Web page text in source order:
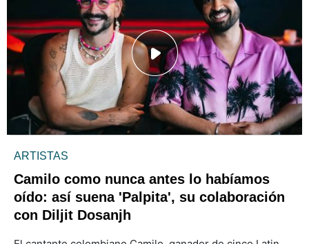
ARTISTAS
Camilo como nunca antes lo habíamos
oído: así suena 'Palpita', su colaboración
con Diljit Dosanjh